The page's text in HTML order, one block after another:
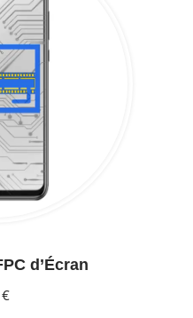
d’Écran